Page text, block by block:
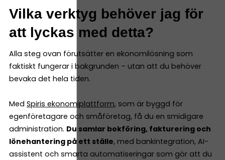
Vilka verktyg behöver jag för
att lyckas med detta?
Alla steg ovan förutsätter en ekonomilösning som
faktiskt fungerar i bakgrunden – utan att du behöver
bevaka det hela tiden.
Med Spiris ekonomiplattform, som är byggd för
egenföretagare och småföretag, få du en smidigare
administration. Du samlar bokföring, fakturering och
lönehantering på ett ställe, med bankintegration, AI-
assistent och smarta automatiseringar som gör att du